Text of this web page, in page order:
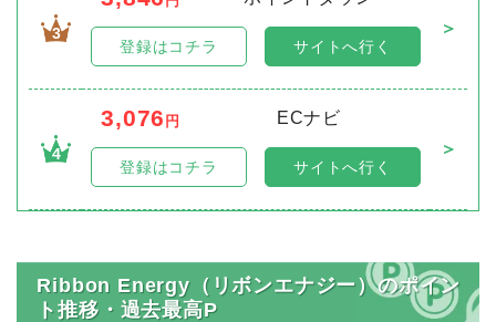
3
＞
登録はコチラ サイトへ行く
4
3,076 円
ECナビ
＞
登録はコチラ サイトへ行く
Ribbon Energy（リボンエナジー）のポイン
ト推移・過去最高P